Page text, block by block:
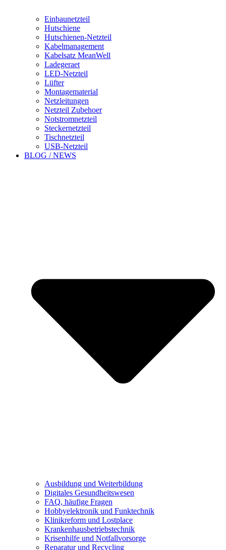
Einbaunetzteil
Hutschiene
Hutschienen-Netzteil
Kabelmanagement
Kabelsatz MeanWell
Ladegeraet
LED-Netzteil
Lüfter
Montagematerial
Netzleitungen
Netzteil Zubehoer
Notstromnetzteil
Steckernetzteil
Tischnetzteil
USB-Netzteil
BLOG / NEWS
Ausbildung und Weiterbildung
Digitales Gesundheitswesen
FAQ, häufige Fragen
Hobbyelektronik und Funktechnik
Klinikreform und Lostplace
Krankenhausbetriebstechnik
Krisenhilfe und Notfallvorsorge
Reparatur und Recycling